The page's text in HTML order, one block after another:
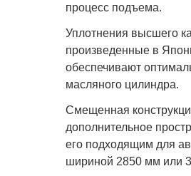
процесс подъема.
Уплотнения высшего
произведенные в
обеспечивают
масляного цилиндра.
Смещенная
дополнительное
его подходящим для
шириной 2850 мм или